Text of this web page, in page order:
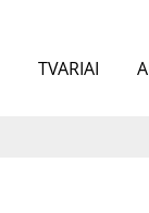
TVARIAI